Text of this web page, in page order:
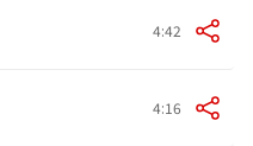
4:42
4:16